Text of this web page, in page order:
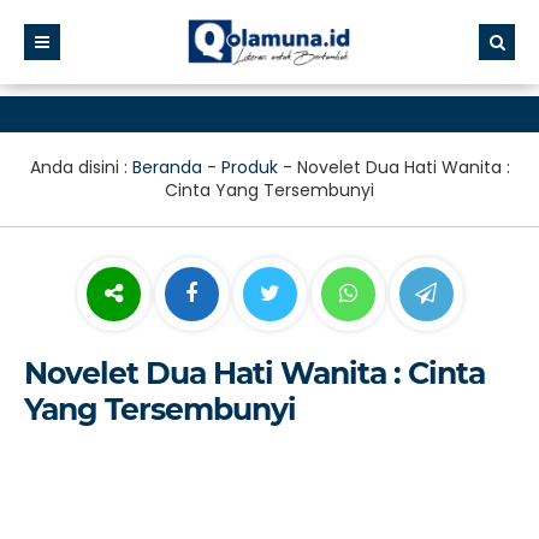
Anda disini : Beranda - Produk- Novelet Dua Hati Wanita :
Cinta Yang Tersembunyi
Novelet Dua Hati Wanita : Cinta
Yang Tersembunyi